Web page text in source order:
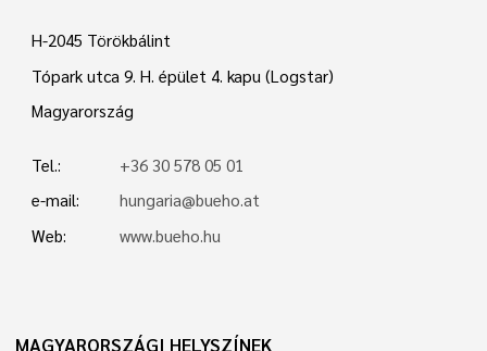
H-2045 Törökbálint
Tópark utca 9. H. épület 4. kapu (Logstar)
Magyarország
Tel.:
+36 30 578 05 01
e-mail:
hungaria@bueho.at
Web:
www.bueho.hu
MAGYARORSZÁGI HELYSZÍNEK